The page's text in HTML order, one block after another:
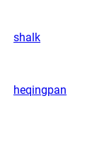
shalk
heqingpan